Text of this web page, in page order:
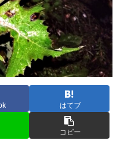
はてブ
コピー